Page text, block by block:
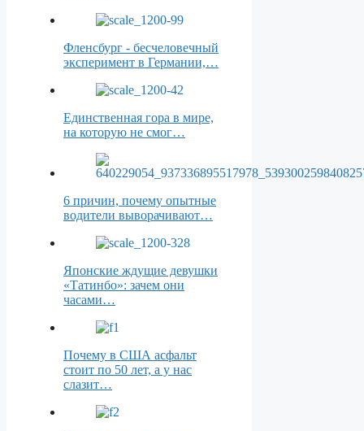
Фленсбург - бесчеловечный
эксперимент в Германии,…
Единственная гора в мире,
на которую не смог…
6 причин, почему опытные
водители выворачивают…
Японские ждущие девушки
«Татинбо»: зачем они
часами…
Почему в США асфальт
стоит по 50 лет, а у нас
слазит…